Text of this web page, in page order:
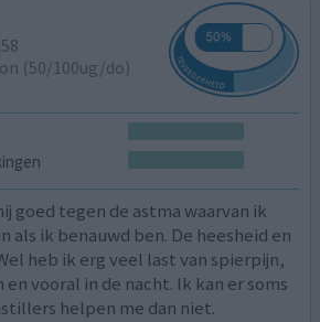
(50/100ug/do)
goed tegen de astma waarvan ik
als ik benauwd ben. De heesheid en
heb ik erg veel last van spierpijn,
vooral in de nacht. Ik kan er soms
helpen me dan niet.